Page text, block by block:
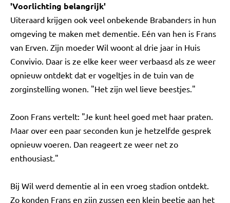
'Voorlichting belangrijk'
Uiteraard krijgen ook veel onbekende Brabanders in hun
omgeving te maken met dementie. Eén van hen is Frans
van Erven. Zijn moeder Wil woont al drie jaar in Huis
Convivio. Daar is ze elke keer weer verbaasd als ze weer
opnieuw ontdekt dat er vogeltjes in de tuin van de
zorginstelling wonen. "Het zijn wel lieve beestjes."
Zoon Frans vertelt: "Je kunt heel goed met haar praten.
Maar over een paar seconden kun je hetzelfde gesprek
opnieuw voeren. Dan reageert ze weer net zo
enthousiast."
Bij Wil werd dementie al in een vroeg stadion ontdekt.
Zo konden Frans en zijn zussen een klein beetje aan het